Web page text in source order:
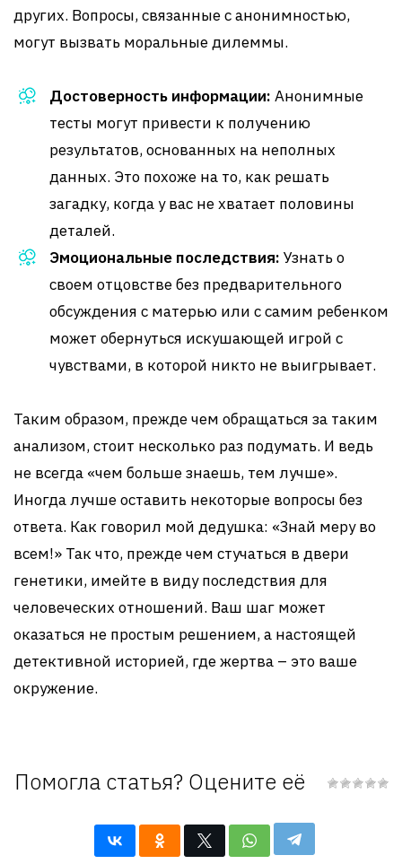
других. Вопросы, связанные с анонимностью,
могут вызвать моральные дилеммы.
Достоверность информации: Анонимные
тесты могут привести к получению
результатов, основанных на неполных
данных. Это похоже на то, как решать
загадку, когда у вас не хватает половины
деталей.
Эмоциональные последствия: Узнать о
своем отцовстве без предварительного
обсуждения с матерью или с самим ребенком
может обернуться искушающей игрой с
чувствами, в которой никто не выигрывает.
Таким образом, прежде чем обращаться за таким
анализом, стоит несколько раз подумать. И ведь
не всегда «чем больше знаешь, тем лучше».
Иногда лучше оставить некоторые вопросы без
ответа. Как говорил мой дедушка: «Знай меру во
всем!» Так что, прежде чем стучаться в двери
генетики, имейте в виду последствия для
человеческих отношений. Ваш шаг может
оказаться не простым решением, а настоящей
детективной историей, где жертва – это ваше
окружение.
Помогла статья? Оцените её